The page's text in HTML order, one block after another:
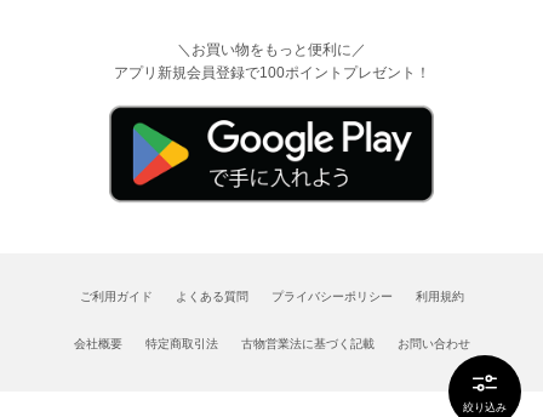
絞り込み
＼お買い物をもっと便利に／
アプリ新規会員登録で100ポイントプレゼント！
ご利用ガイド よくある質問 プライバシーポリシー 利用規約
会社概要 特定商取引法 古物営業法に基づく記載 お問い合わせ